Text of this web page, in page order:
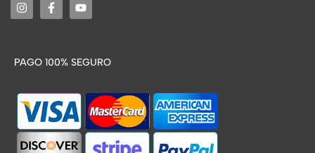
PAGO 100% SEGURO